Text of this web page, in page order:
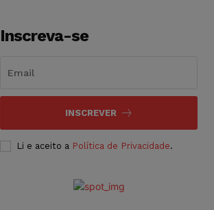
Inscreva-se
INSCREVER
Li e aceito a Política de Privacidade.